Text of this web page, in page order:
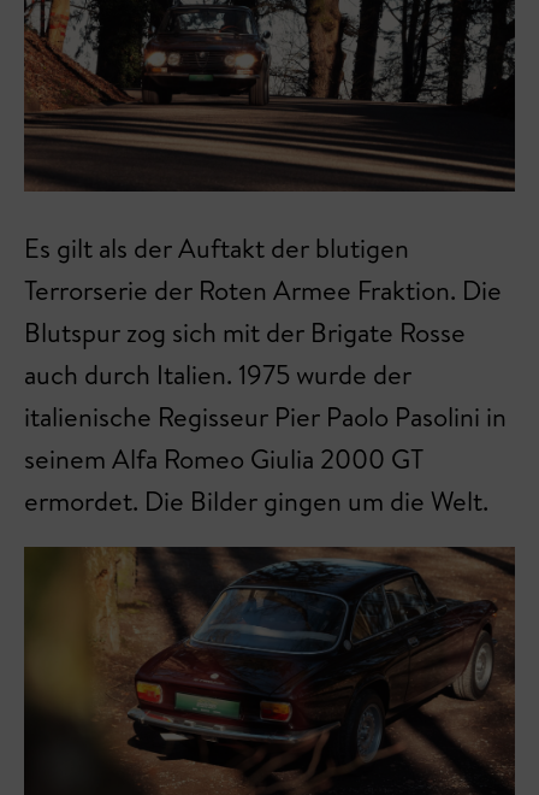
Es gilt als der Auftakt der blutigen
Terrorserie der Roten Armee Fraktion. Die
Blutspur zog sich mit der Brigate Rosse
auch durch Italien. 1975 wurde der
italienische Regisseur Pier Paolo Pasolini in
seinem Alfa Romeo Giulia 2000 GT
ermordet. Die Bilder gingen um die Welt.